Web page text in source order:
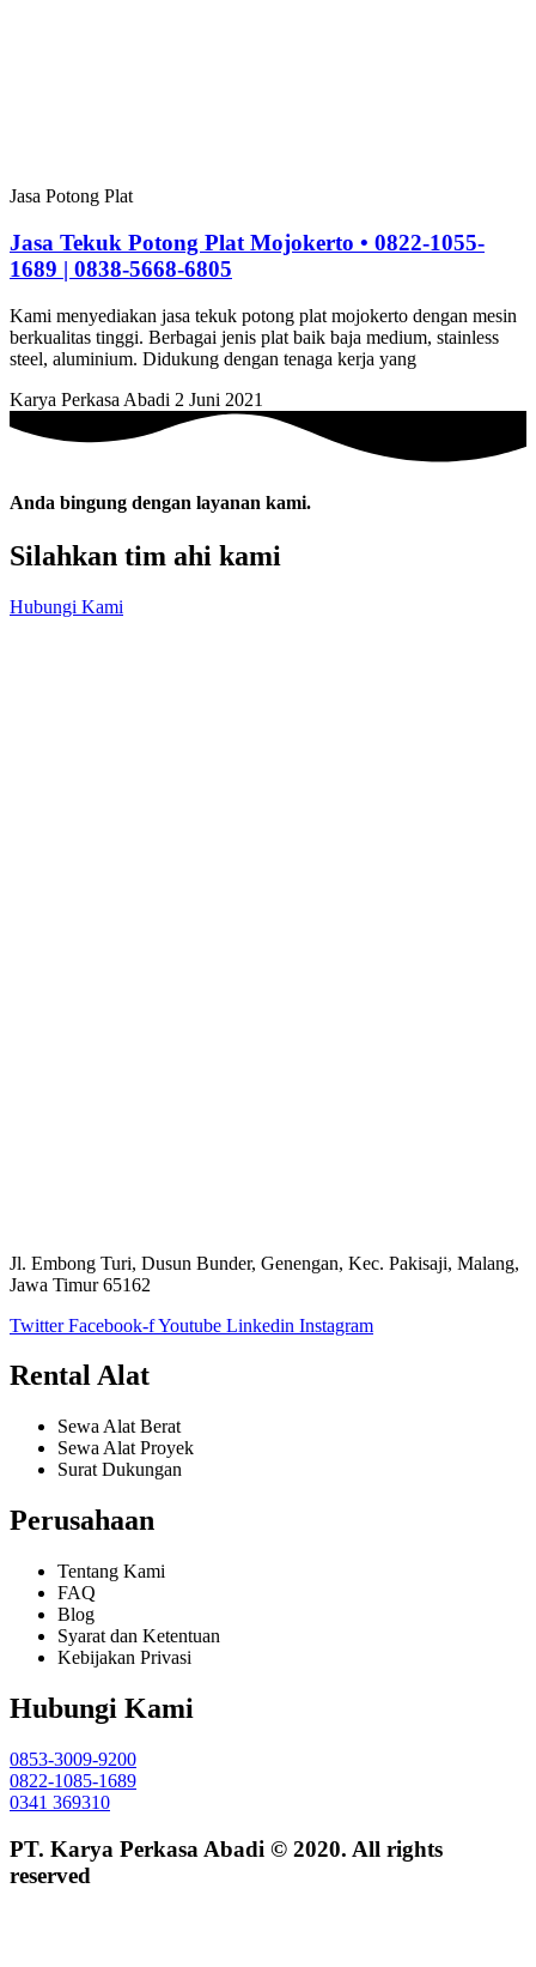
Jasa Potong Plat
Jasa Tekuk Potong Plat Mojokerto • 0822-1055-
1689 | 0838-5668-6805
Kami menyediakan jasa tekuk potong plat mojokerto dengan mesin
berkualitas tinggi. Berbagai jenis plat baik baja medium, stainless
steel, aluminium. Didukung dengan tenaga kerja yang
Karya Perkasa Abadi 2 Juni 2021
Anda bingung dengan layanan kami.
Silahkan tim ahi kami
Hubungi Kami
Jl. Embong Turi, Dusun Bunder, Genengan, Kec. Pakisaji, Malang,
Jawa Timur 65162
Twitter Facebook-fYoutube Linkedin Instagram
Rental Alat
Sewa Alat Berat
Sewa Alat Proyek
Surat Dukungan
Perusahaan
Tentang Kami
FAQ
Blog
Syarat dan Ketentuan
Kebijakan Privasi
Hubungi Kami
0853-3009-9200
0822-1085-1689
0341 369310
PT. Karya Perkasa Abadi © 2020. All rights
reserved